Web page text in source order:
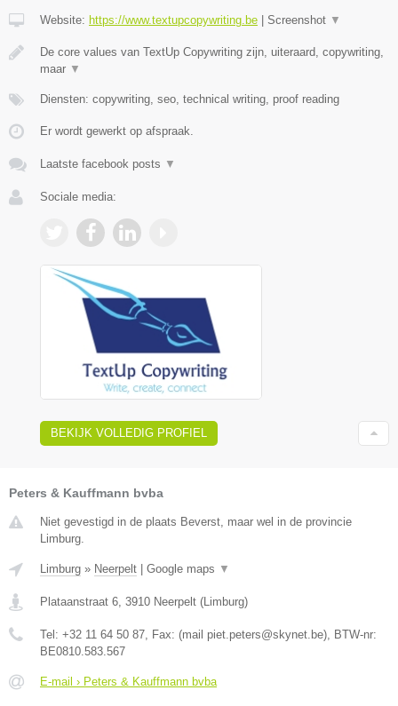
Website: https://www.textupcopywriting.be Screenshot ▼
De core values van TextUp Copywriting zijn, uiteraard, copywriting,
maar ▼
Diensten: copywriting, seo, technical writing, proof reading
Er wordt gewerkt op afspraak.
Laatste facebook posts ▼
Sociale media:
BEKIJK VOLLEDIG PROFIEL
Peters & Kauffmann bvba
Niet gevestigd in de plaats Beverst, maar wel in de provincie
Limburg.
Limburg » Neerpelt | Google maps ▼
Plataanstraat 6 3910 Neerpelt (Limburg)
Tel: +32 11 64 50 87 , Fax: (mail piet.peters@skynet.be) , BTW-nr:
BE0810.583.567
E-mail › Peters & Kauffmann bvba